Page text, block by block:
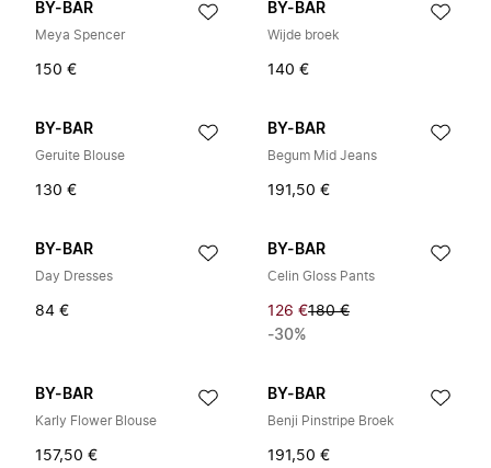
BY-BAR
Meya Spencer
150 €
BY-BAR
Wijde broek
140 €
BY-BAR
Geruite Blouse
130 €
BY-BAR
Begum Mid Jeans
191,50 €
BY-BAR
Day Dresses
84 €
BY-BAR
Celin Gloss Pants
126 €180 €
-30%
BY-BAR
Karly Flower Blouse
157,50 €
BY-BAR
Benji Pinstripe Broek
191,50 €